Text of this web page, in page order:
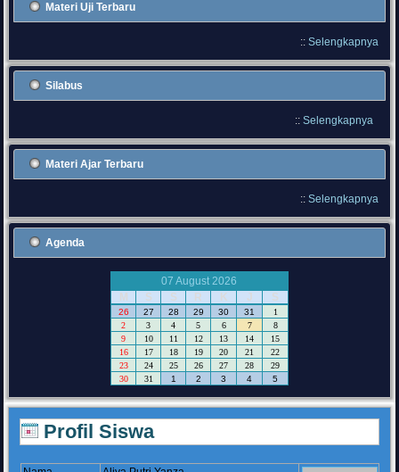
Materi Uji Terbaru
:: Selengkapnya
Silabus
:: Selengkapnya
Materi Ajar Terbaru
:: Selengkapnya
Agenda
07 August 2026
M
S S R K J S
26 27 28 29 30 31
1
2
3 4 5 6 7
8
9
10 11 12 13 14
15
16
17 18 19 20 21
22
23
24 25 26 27 28
29
30
31 1 2 3 4 5
Profil Siswa